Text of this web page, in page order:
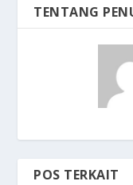
TENTANG
POS TERKAIT